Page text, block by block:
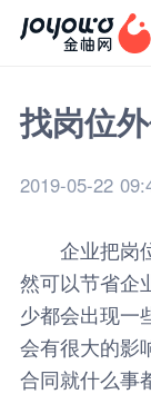
找岗位
2019-05-22
企业把岗位
然可以节省企
少都会出现一
会有很大的影
合同就什么事